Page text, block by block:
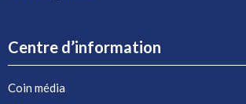
Centre d’information
Coin média